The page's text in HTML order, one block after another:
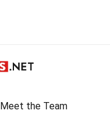
Meet the Team